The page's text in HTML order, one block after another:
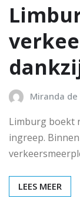
Miranda de
Limburg boekt
ingreep.
LEES MEER